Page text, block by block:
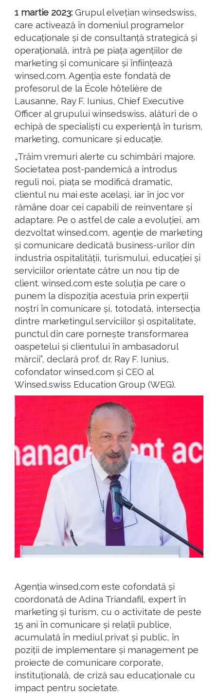
1 martie 2023: Grupul elvețian winsedswiss,
care activează în domeniul programelor
educaționale și de consultanță strategică și
operațională, intră pe piața agențiilor de
marketing și comunicare și înființează
winsed.com. Agenția este fondată de
profesorul de la École hôtelière de
Lausanne, Ray F. Iunius, Chief Executive
Officer al grupului winsedswiss, alături de o
echipă de specialiști cu experiență în turism,
marketing, comunicare și educație.
„Trăim vremuri alerte cu schimbări majore.
Societatea post-pandemică a introdus
reguli noi, piața se modifică dramatic,
clientul nu mai este același, iar în joc vor
rămâne doar cei capabili de reinventare și
adaptare. Pe o astfel de cale a evoluției, am
dezvoltat winsed.com, agenție de marketing
și comunicare dedicată business-urilor din
industria ospitalității, turismului, educației și
serviciilor orientate către un nou tip de
client. winsed.com este soluția pe care o
punem la dispoziția acestuia prin experții
noștri în comunicare și, totodată, intersecția
dintre marketingul serviciilor și ospitalitate,
punctul din care pornește transformarea
oaspetelui și clientului în ambasadorul
mărcii”, declară prof. dr. Ray F. Iunius,
cofondator winsed.com și CEO al
Winsed.swiss Education Group (WEG).
Agenția winsed.com este cofondată și
coordonată de Adina Triandafil, expert în
marketing și turism, cu o activitate de peste
15 ani în comunicare și relații publice,
acumulată în mediul privat și public, în
poziții de implementare și management pe
proiecte de comunicare corporate,
instituțională, de criză sau educaționale cu
impact pentru societate.